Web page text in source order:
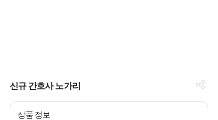
신규 간호사 노가리
상품 정보